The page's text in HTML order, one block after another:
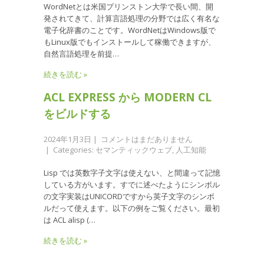
WordNetとは米国プリンストン大学で長い間、開
発されてきて、計算言語処理の分野では広く有名な
電子化辞書のことです。WordNetはWindows版で
もLinux版でもインストールして稼働できますが、
自然言語処理を前提…
続きを読む »
ACL EXPRESS から MODERN CL
をビルドする
2024年1月3日 |
コメントはまだありません
| Categories: セマンティックウェブ 人工知能
Lisp では英数字子文字は使えない、と間違って記憶
している方がいます。すでに述べたようにシンボル
の文字実装はUNICORDですから英子文字のシンボ
ルだって使えます。以下の例をご覧ください。最初
は ACL alisp (…
続きを読む »